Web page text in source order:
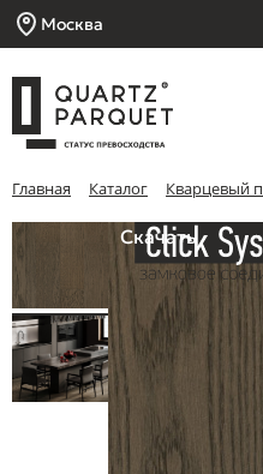
Москва
Главная Каталог Кварцевый
Скачать